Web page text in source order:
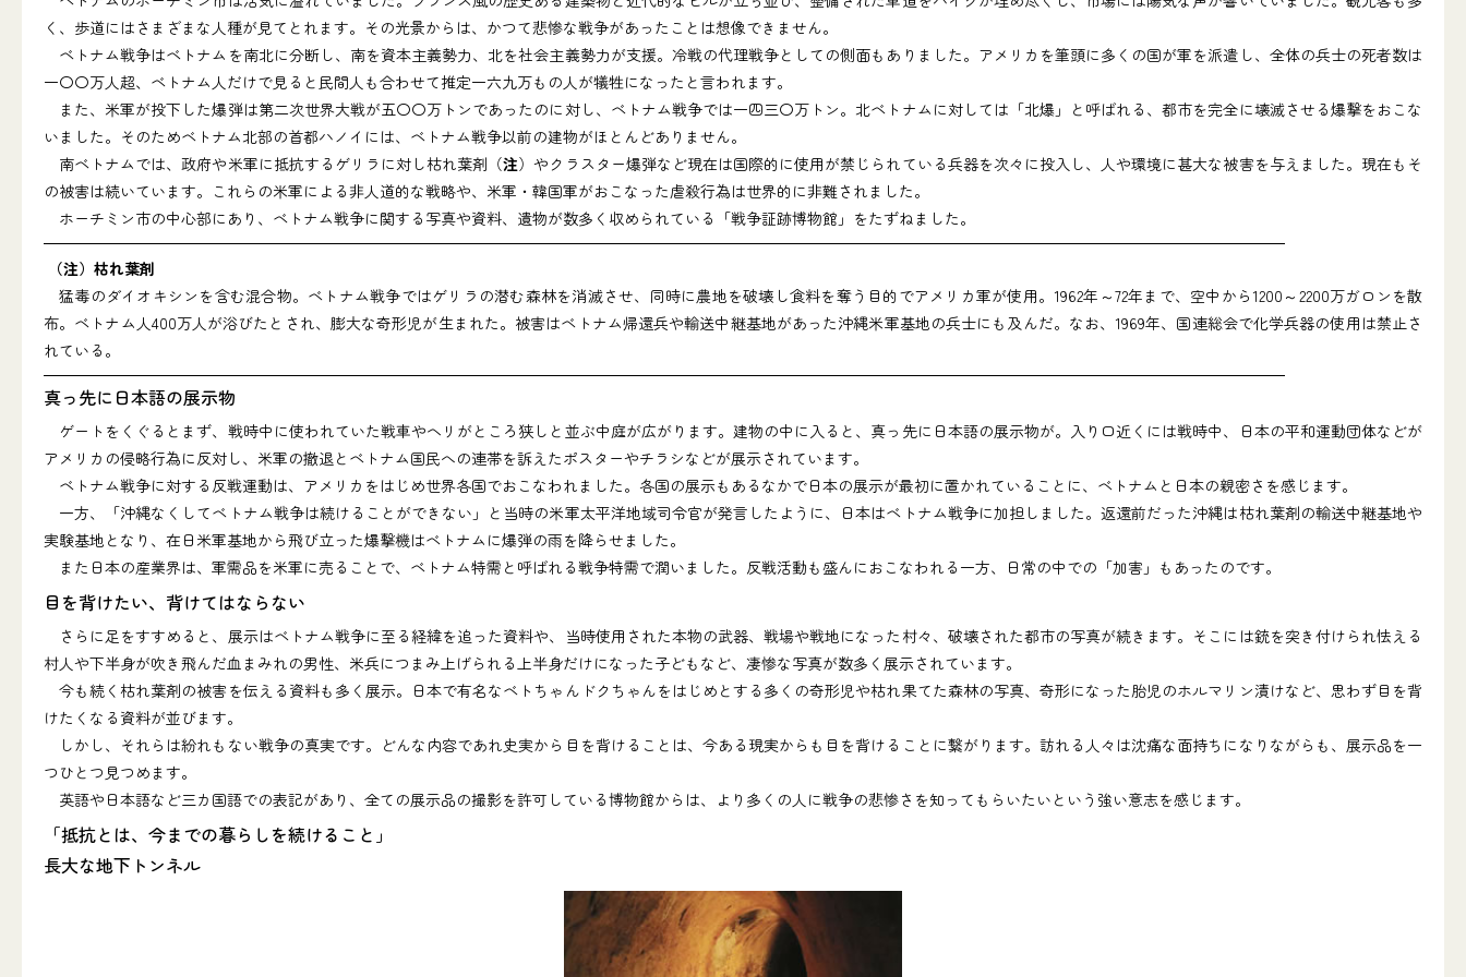
く、歩道にはさまざまな人種が見てとれます。その光景からは、かつて悲惨な戦争があったことは想像できません。
ベトナム戦争はベトナムを南北に分断し、南を資本主義勢力、北を社会主義勢力が支援。冷戦の代理戦争としての側面もありました。アメリカを筆頭に多くの国が軍を派遣し、全体の兵士の死者数は
一〇〇万人超、ベトナム人だけで見ると民間人も合わせて推定一六九万もの人が犠牲になったと言われます。
また、米軍が投下した爆弾は第二次世界大戦が五〇〇万トンであったのに対し、ベトナム戦争では一四三〇万トン。北ベトナムに対しては「北爆」と呼ばれる、都市を完全に壊滅させる爆撃をおこな
いました。そのためベトナム北部の首都ハノイには、ベトナム戦争以前の建物がほとんどありません。
南ベトナムでは、政府や米軍に抵抗するゲリラに対し枯れ葉剤（注）やクラスター爆弾など現在は国際的に使用が禁じられている兵器を次々に投入し、人や環境に甚大な被害を与えました。現在もそ
の被害は続いています。これらの米軍による非人道的な戦略や、米軍・韓国軍がおこなった虐殺行為は世界的に非難されました。
ホーチミン市の中心部にあり、ベトナム戦争に関する写真や資料、遺物が数多く収められている「戦争証跡博物館」をたずねました。
（注）枯れ葉剤
猛毒のダイオキシンを含む混合物。ベトナム戦争ではゲリラの潜む森林を消滅させ、同時に農地を破壊し食料を奪う目的でアメリカ軍が使用。1962年～72年まで、空中から1200～2200万ガロンを散
布。ベトナム人400万人が浴びたとされ、膨大な奇形児が生まれた。被害はベトナム帰還兵や輸送中継基地があった沖縄米軍基地の兵士にも及んだ。なお、1969年、国連総会で化学兵器の使用は禁止さ
れている。
真っ先に日本語の展示物
ゲートをくぐるとまず、戦時中に使われていた戦車やヘリがところ狭しと並ぶ中庭が広がります。建物の中に入ると、真っ先に日本語の展示物が。入り口近くには戦時中、日本の平和運動団体などが
アメリカの侵略行為に反対し、米軍の撤退とベトナム国民への連帯を訴えたポスターやチラシなどが展示されています。
ベトナム戦争に対する反戦運動は、アメリカをはじめ世界各国でおこなわれました。各国の展示もあるなかで日本の展示が最初に置かれていることに、ベトナムと日本の親密さを感じます。
一方、「沖縄なくしてベトナム戦争は続けることができない」と当時の米軍太平洋地域司令官が発言したように、日本はベトナム戦争に加担しました。返還前だった沖縄は枯れ葉剤の輸送中継基地や
実験基地となり、在日米軍基地から飛び立った爆撃機はベトナムに爆弾の雨を降らせました。
また日本の産業界は、軍需品を米軍に売ることで、ベトナム特需と呼ばれる戦争特需で潤いました。反戦活動も盛んにおこなわれる一方、日常の中での「加害」もあったのです。
目を背けたい、背けてはならない
さらに足をすすめると、展示はベトナム戦争に至る経緯を追った資料や、当時使用された本物の武器、戦場や戦地になった村々、破壊された都市の写真が続きます。そこには銃を突き付けられ怯える
村人や下半身が吹き飛んだ血まみれの男性、米兵につまみ上げられる上半身だけになった子どもなど、凄惨な写真が数多く展示されています。
今も続く枯れ葉剤の被害を伝える資料も多く展示。日本で有名なベトちゃんドクちゃんをはじめとする多くの奇形児や枯れ果てた森林の写真、奇形になった胎児のホルマリン漬けなど、思わず目を背
けたくなる資料が並びます。
しかし、それらは紛れもない戦争の真実です。どんな内容であれ史実から目を背けることは、今ある現実からも目を背けることに繋がります。訪れる人々は沈痛な面持ちになりながらも、展示品を一
つひとつ見つめます。
英語や日本語など三カ国語での表記があり、全ての展示品の撮影を許可している博物館からは、より多くの人に戦争の悲惨さを知ってもらいたいという強い意志を感じます。
「抵抗とは、今までの暮らしを続けること」
長大な地下トンネル